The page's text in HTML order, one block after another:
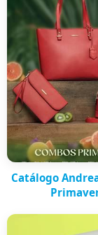
Catálogo